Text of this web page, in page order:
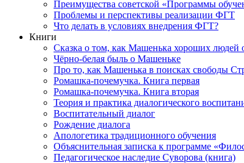
Преимущества советской «Программы
Проблемы и перспективы реализации ФГТ
Что делать в условиях внедрения ФГТ?
Книги
Сказка о том, как Машенька хороших людей
Чёрно-белая быль о Машеньке
Про то, как Машенька в поисках свободы
Ромашка-почемучка. Книга первая
Ромашка-почемучка. Книга вторая
Теория и практика диалогического
Воспитательный диалог
Рождение диалога
Апологетика традиционного обучения
Объяснительная записка к программе
Педагогическое наследие Суворова (книга)